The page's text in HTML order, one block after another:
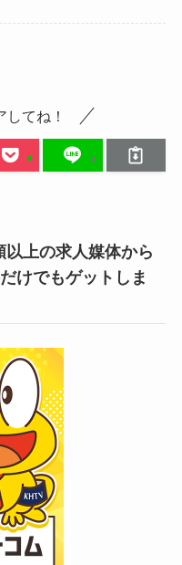
てね！
上の求人媒体から
けでもゲットしま